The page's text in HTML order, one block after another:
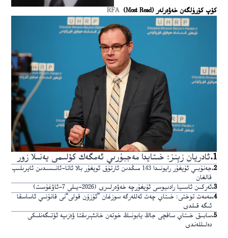
كۆپ كۆرۈلگەن خەۋەرلەر (Most Read) RFA
1
.ئادريان زېنز: خىتايدا مەجبۇرىي ئەمگەك كۆلىمى يەنىلا زور
2
.
جەنۇبىي ئۇيغۇر رايونىدا 143 مىڭدىن ئارتۇق ئويغۇر بالا ئاتا-ئانىسىدىن ئايرىلىپ
قالغان
3
.ئەركىن ئاسىيا رادىيوسى ئۇيغۇرچە خەۋەرلىرى (2026-يىلى 7-ئاۋغۇست)
4
.مەمەت توختى: خىتاي چەت ئەللەرگە سوزغان ”ئۇزۇن قولى“نى قانۇنىي ئاساسقا
ئىگە قىلدى
5
.سابىق خىتاي ساقچى جاڭ يابونىڭ خوتەن خانئېرىقتا ۋەزىپە ئۆتىگەنلىكى
دەلىللەندى